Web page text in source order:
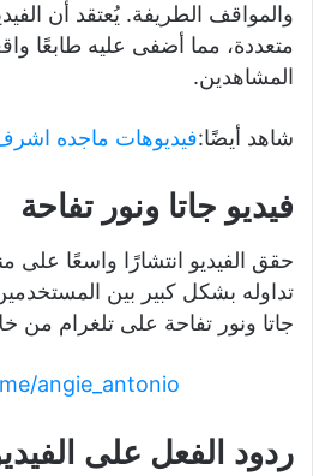
والمواقف الطريفة. يُعتقد أن
متعددة، مما أضفى عليه طابعًا
المشاهدين.
شاهد أيضًا:فيديوهات ماجده
فيديو جاتا ونور تفاحة
تداوله بشكل كبير بين
جاتا ونور تفاحة على تلغرام من
angie_antonio
ردود الفعل على